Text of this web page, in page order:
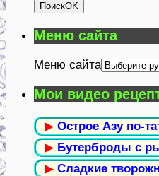
ПоискOK
Меню сайта
Меню сайта
Мои видео
▶ Острое Азу по-
▶ Бутерброды с
▶ Сладкие